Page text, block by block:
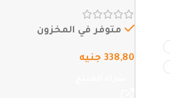
15.2، اتش بي كروم بوك…متوفر في المخزون
338,80 جنيه